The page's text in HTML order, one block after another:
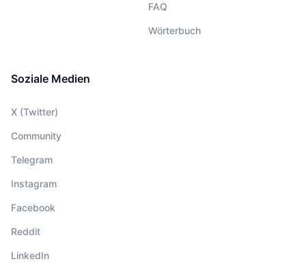
FAQ
Wörterbuch
Soziale Medien
X (Twitter)
Community
Telegram
Instagram
Facebook
Reddit
LinkedIn